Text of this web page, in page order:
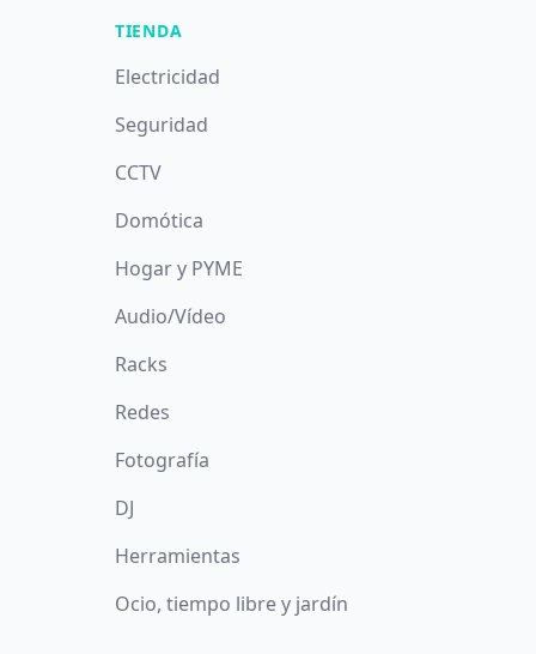
TIENDA
Electricidad
Seguridad
CCTV
Domótica
Hogar y PYME
Audio/Vídeo
Racks
Redes
Fotografía
DJ
Herramientas
Ocio, tiempo libre y jardín